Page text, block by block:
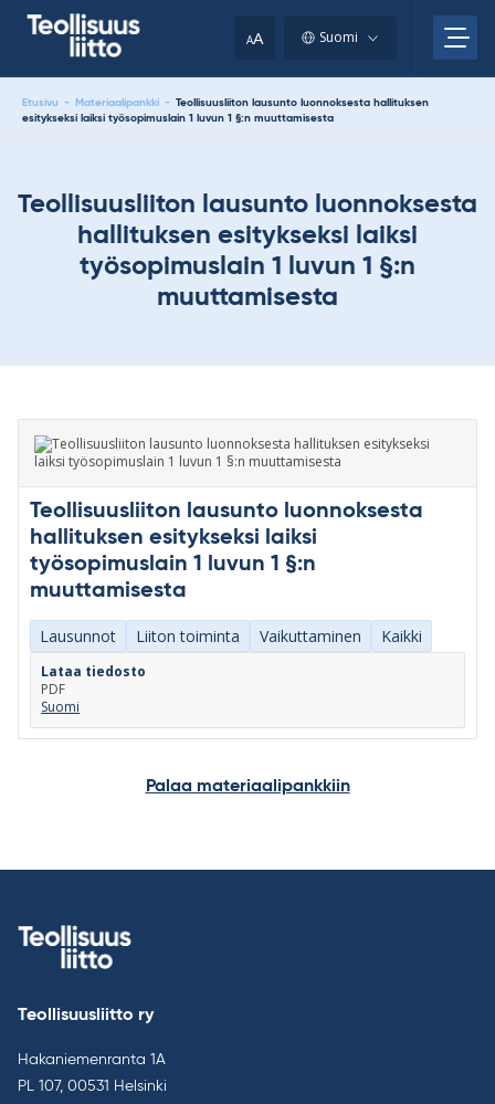
AA Suomi
Etusivu - Materiaalipankki - Teollisuusliiton lausunto luonnoksesta hallituksen
esitykseksi laiksi työsopimuslain 1 luvun 1 §:n muuttamisesta
Teollisuusliiton lausunto luonnoksesta
hallituksen esitykseksi laiksi
työsopimuslain 1 luvun 1 §:n
muuttamisesta
Teollisuusliiton lausunto luonnoksesta
hallituksen esitykseksi laiksi
työsopimuslain 1 luvun 1 §:n
muuttamisesta
Lausunnot Liiton toiminta Vaikuttaminen Kaikki
Lataa tiedosto
PDF
Suomi
Palaa materiaalipankkiin
clipboard.)
Teollisuusliitto ry
Hakaniemenranta 1A
PL 107, 00531 Helsinki